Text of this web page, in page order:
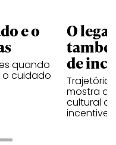
e o
quando
o cuidado
O
de
Trajetória
mostra
cultural
incentive